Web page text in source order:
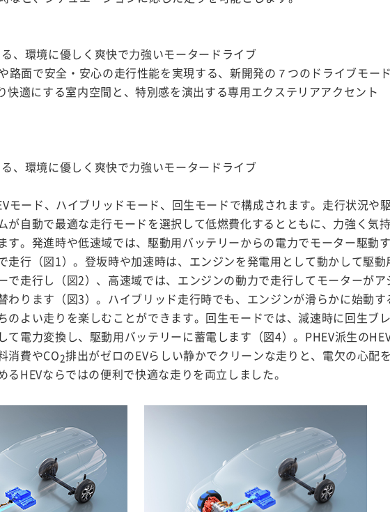
、環境に優しく爽快で力強いモータードライブ
路面で安全・安心の走行性能を実現する、新開発の７つのドライブモード
適にする室内空間と、特別感を演出する専用エクステリアアクセント
、環境に優しく爽快で力強いモータードライブ
モード、ハイブリッドモード、回生モードで構成されます。走行状況や
が自動で最適な走行モードを選択して低燃費化するとともに、力強く気
す。発進時や低速域では、駆動用バッテリーからの電力でモーター駆動
走行（図1）。登坂時や加速時は、エンジンを発電用として動かして駆動
で走行し（図2）、高速域では、エンジンの動力で走行してモーターがア
わります（図3）。ハイブリッド走行時でも、エンジンが滑らかに始動す
のよい走りを楽しむことができます。回生モードでは、減速時に回生ブ
て電力変換し、駆動用バッテリーに蓄電します（図4）。PHEV派生の
消費やCO2排出がゼロのEVらしい静かでクリーンな走りと、電欠の心配
るHEVならではの便利で快適な走りを両立しました。